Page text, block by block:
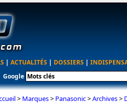
| ACTUALITÉS | DOSSIERS |
Google
> Marques> Panasonic>Archives>